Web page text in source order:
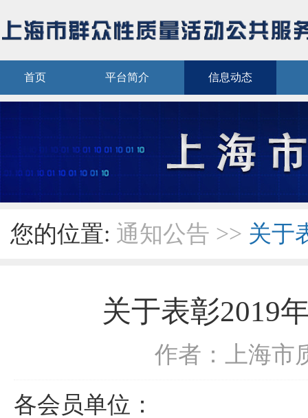
首页 平台简介 信息动态
您的位置: 通知公告 >> 关于
关于表彰2019
作者：上海市
各会员单位：